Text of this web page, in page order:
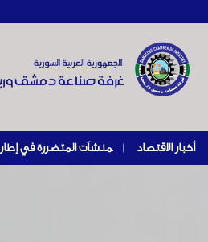
أخبار الاقتصاد |